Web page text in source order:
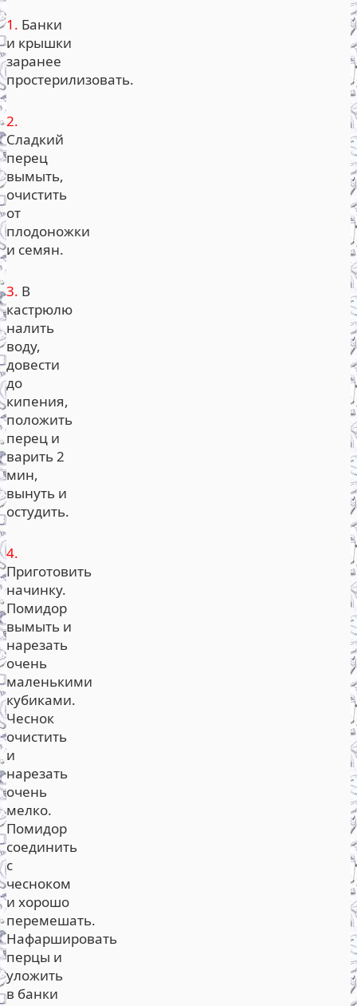
1. Банки
и крышки
заранее
простерилизовать.
2.
Сладкий
перец
вымыть,
очистить
от
плодоножки
и семян.
3. В
кастрюлю
налить
воду,
довести
до
кипения,
положить
перец и
варить 2
мин,
вынуть и
остудить.
4.
Приготовить
начинку.
Помидор
вымыть и
нарезать
очень
маленькими
кубиками.
Чеснок
очистить
и
нарезать
очень
мелко.
Помидор
соединить
с
чесноком
и хорошо
перемешать.
Нафаршировать
перцы и
уложить
в банки